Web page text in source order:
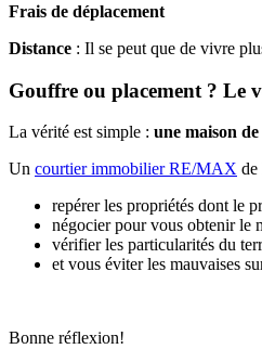
Frais de déplacement
Distance : Il se peut que de vivre
Gouffre ou placement ? Le
La vérité est simple : une maison
Un courtier immobilier RE/MAX de
repérer les propriétés dont le
négocier pour vous obtenir le
vérifier les particularités du
et vous éviter les mauvaises
Bonne réflexion!